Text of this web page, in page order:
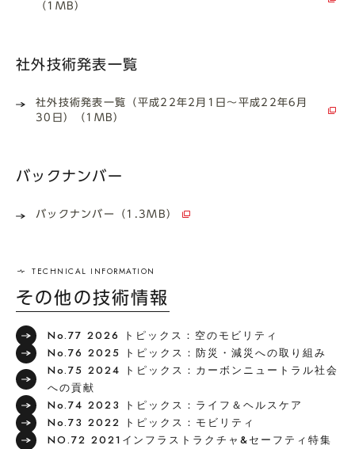
（1MB）
社外技術発表一覧
社外技術発表一覧（平成22年2月1日～平成22年6月
30日）（1MB）
バックナンバー
バックナンバー（1.3MB）
その他の技術情報
No.77 2026 トピックス：空のモビリティ
No.76 2025 トピックス：防災・減災への取り組み
No.75 2024 トピックス：カーボンニュートラル社会
への貢献
No.74 2023 トピックス：ライフ＆ヘルスケア
No.73 2022 トピックス：モビリティ
NO.72 2021インフラストラクチャ&セーフティ特集